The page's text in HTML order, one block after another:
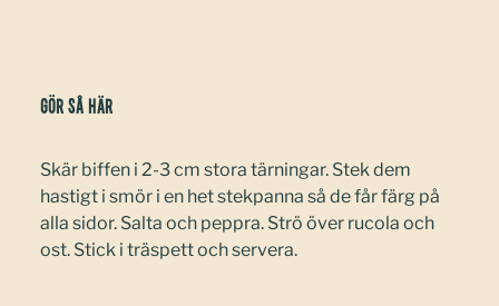
Gör så här
Skär biffen i 2-3 cm stora tärningar. Stek dem
hastigt i smör i en het stekpanna så de får färg på
alla sidor. Salta och peppra. Strö över rucola och
ost. Stick i träspett och servera.